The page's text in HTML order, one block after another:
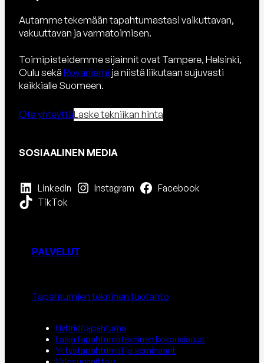
Autamme tekemään tapahtumastasi vaikuttavan,
vakuuttavan ja varmatoimisen.
Toimipisteidemme sijainnit ovat Tampere, Helsinki,
Oulu sekä Rovaniemi ja niistä liikutaan sujuvasti
kaikkialle Suomeen.
Ota yhteyttäLaske tekniikan hinta
SOSIAALINEN MEDIA
LinkedIn Instagram
Facebook
TikTok
PALVELUT
Tapahtumien tekninen tuotanto
Hybriditapahtuma
Laaja tapahtumatekninen kokonaisuus
Yritystapahtumat ja seminaarit